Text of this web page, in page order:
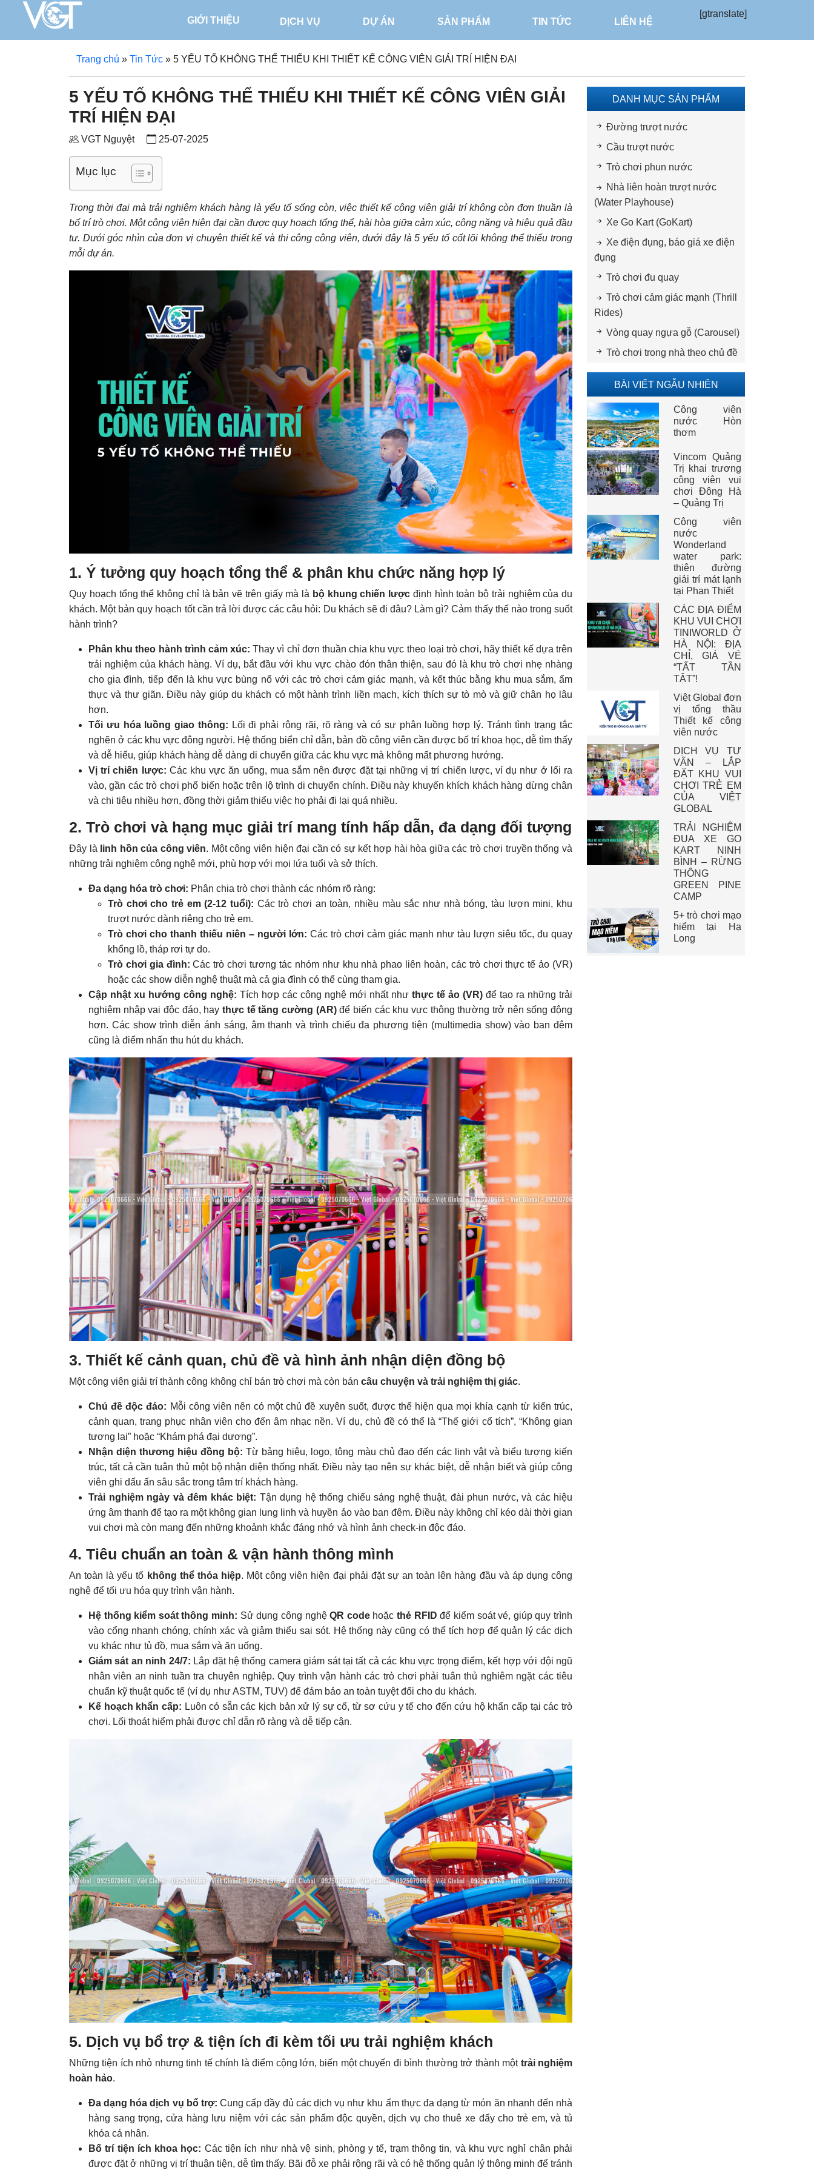
GIỚI THIỆU DỊCH VỤ DỰ ÁN SẢN PHẨM TIN TỨC LIÊN HỆ
[gtranslate]
Trang chủ » Tin Tức » 5 YẾU TỐ KHÔNG THỂ THIẾU KHI THIẾT KẾ CÔNG VIÊN GIẢI TRÍ HIỆN ĐẠI
5 YẾU TỐ KHÔNG THỂ THIẾU KHI THIẾT KẾ CÔNG VIÊN GIẢI
TRÍ HIỆN ĐẠI
VGT Nguyệt 25-07-2025
Mục lục
Trong thời đại mà trải nghiệm khách hàng là yếu tố sống còn, việc thiết kế công viên giải trí không còn đơn thuần là
bố trí trò chơi. Một công viên hiện đại cần được quy hoạch tổng thể, hài hòa giữa cảm xúc, công năng và hiệu quả đầu
tư. Dưới góc nhìn của đơn vị chuyên thiết kế và thi công công viên, dưới đây là 5 yếu tố cốt lõi không thể thiếu trong
mỗi dự án.
1. Ý tưởng quy hoạch tổng thể & phân khu chức năng hợp lý
Quy hoạch tổng thể không chỉ là bản vẽ trên giấy mà là bộ khung chiến lược định hình toàn bộ trải nghiệm của du
khách. Một bản quy hoạch tốt cần trả lời được các câu hỏi: Du khách sẽ đi đâu? Làm gì? Cảm thấy thế nào trong suốt
hành trình?
Phân khu theo hành trình cảm xúc: Thay vì chỉ đơn thuần chia khu vực theo loại trò chơi, hãy thiết kế dựa trên
trải nghiệm của khách hàng. Ví dụ, bắt đầu với khu vực chào đón thân thiện, sau đó là khu trò chơi nhẹ nhàng
cho gia đình, tiếp đến là khu vực bùng nổ với các trò chơi cảm giác mạnh, và kết thúc bằng khu mua sắm, ẩm
thực và thư giãn. Điều này giúp du khách có một hành trình liền mạch, kích thích sự tò mò và giữ chân họ lâu
hơn.
Tối ưu hóa luồng giao thông: Lối đi phải rộng rãi, rõ ràng và có sự phân luồng hợp lý. Tránh tình trạng tắc
nghẽn ở các khu vực đông người. Hệ thống biển chỉ dẫn, bản đồ công viên cần được bố trí khoa học, dễ tìm thấy
và dễ hiểu, giúp khách hàng dễ dàng di chuyển giữa các khu vực mà không mất phương hướng.
Vị trí chiến lược: Các khu vực ăn uống, mua sắm nên được đặt tại những vị trí chiến lược, ví dụ như ở lối ra
vào, gần các trò chơi phổ biến hoặc trên lộ trình di chuyển chính. Điều này khuyến khích khách hàng dừng chân
và chi tiêu nhiều hơn, đồng thời giảm thiểu việc họ phải đi lại quá nhiều.
2. Trò chơi và hạng mục giải trí mang tính hấp dẫn, đa dạng đối tượng
Đây là linh hồn của công viên. Một công viên hiện đại cần có sự kết hợp hài hòa giữa các trò chơi truyền thống và
những trải nghiệm công nghệ mới, phù hợp với mọi lứa tuổi và sở thích.
Đa dạng hóa trò chơi: Phân chia trò chơi thành các nhóm rõ ràng:
Trò chơi cho trẻ em (2-12 tuổi): Các trò chơi an toàn, nhiều màu sắc như nhà bóng, tàu lượn mini, khu
trượt nước dành riêng cho trẻ em.
Trò chơi cho thanh thiếu niên – người lớn: Các trò chơi cảm giác mạnh như tàu lượn siêu tốc, đu quay
khổng lồ, tháp rơi tự do.
Trò chơi gia đình: Các trò chơi tương tác nhóm như khu nhà phao liên hoàn, các trò chơi thực tế ảo (VR)
hoặc các show diễn nghệ thuật mà cả gia đình có thể cùng tham gia.
Cập nhật xu hướng công nghệ: Tích hợp các công nghệ mới nhất như thực tế ảo (VR) để tạo ra những trải
nghiệm nhập vai độc đáo, hay thực tế tăng cường (AR)để biến các khu vực thông thường trở nên sống động
hơn. Các show trình diễn ánh sáng, âm thanh và trình chiếu đa phương tiện (multimedia show) vào ban đêm
cũng là điểm nhấn thu hút du khách.
3. Thiết kế cảnh quan, chủ đề và hình ảnh nhận diện đồng bộ
Một công viên giải trí thành công không chỉ bán trò chơi mà còn bán câu chuyện và trải nghiệm thị giác.
Chủ đề độc đáo: Mỗi công viên nên có một chủ đề xuyên suốt, được thể hiện qua mọi khía cạnh từ kiến trúc,
cảnh quan, trang phục nhân viên cho đến âm nhạc nền. Ví dụ, chủ đề có thể là “Thế giới cổ tích”, “Không gian
tương lai” hoặc “Khám phá đại dương”.
Nhận diện thương hiệu đồng bộ: Từ bảng hiệu, logo, tông màu chủ đạo đến các linh vật và biểu tượng kiến
trúc, tất cả cần tuân thủ một bộ nhận diện thống nhất. Điều này tạo nên sự khác biệt, dễ nhận biết và giúp công
viên ghi dấu ấn sâu sắc trong tâm trí khách hàng.
Trải nghiệm ngày và đêm khác biệt: Tận dụng hệ thống chiếu sáng nghệ thuật, đài phun nước, và các hiệu
ứng âm thanh để tạo ra một không gian lung linh và huyền ảo vào ban đêm. Điều này không chỉ kéo dài thời gian
vui chơi mà còn mang đến những khoảnh khắc đáng nhớ và hình ảnh check-in độc đáo.
4. Tiêu chuẩn an toàn & vận hành thông mình
An toàn là yếu tố không thể thỏa hiệp. Một công viên hiện đại phải đặt sự an toàn lên hàng đầu và áp dụng công
nghệ để tối ưu hóa quy trình vận hành.
Hệ thống kiểm soát thông minh: Sử dụng công nghệQR codehoặcthẻ RFID để kiểm soát vé, giúp quy trình
vào cổng nhanh chóng, chính xác và giảm thiểu sai sót. Hệ thống này cũng có thể tích hợp để quản lý các dịch
vụ khác như tủ đồ, mua sắm và ăn uống.
Giám sát an ninh 24/7: Lắp đặt hệ thống camera giám sát tại tất cả các khu vực trọng điểm, kết hợp với đội ngũ
nhân viên an ninh tuần tra chuyên nghiệp. Quy trình vận hành các trò chơi phải tuân thủ nghiêm ngặt các tiêu
chuẩn kỹ thuật quốc tế (ví dụ như ASTM, TUV) để đảm bảo an toàn tuyệt đối cho du khách.
Kế hoạch khẩn cấp: Luôn có sẵn các kịch bản xử lý sự cố, từ sơ cứu y tế cho đến cứu hộ khẩn cấp tại các trò
chơi. Lối thoát hiểm phải được chỉ dẫn rõ ràng và dễ tiếp cận.
5. Dịch vụ bổ trợ & tiện ích đi kèm tối ưu trải nghiệm khách
Những tiện ích nhỏ nhưng tinh tế chính là điểm cộng lớn, biến một chuyến đi bình thường trở thành một trải nghiệm
hoàn hảo.
Đa dạng hóa dịch vụ bổ trợ: Cung cấp đầy đủ các dịch vụ như khu ẩm thực đa dạng từ món ăn nhanh đến nhà
hàng sang trọng, cửa hàng lưu niệm với các sản phẩm độc quyền, dịch vụ cho thuê xe đẩy cho trẻ em, và tủ
khóa cá nhân.
Bố trí tiện ích khoa học: Các tiện ích như nhà vệ sinh, phòng y tế, trạm thông tin, và khu vực nghỉ chân phải
được đặt ở những vị trí thuận tiện, dễ tìm thấy. Bãi đỗ xe phải rộng rãi và có hệ thống quản lý thông minh để tránh
DANH MỤC SẢN PHẨM
Đường trượt nước
Cầu trượt nước
Trò chơi phun nước
Nhà liên hoàn trượt nước
(Water Playhouse)
Xe Go Kart (GoKart)
Xe điện đụng, báo giá xe điện
đụng
Trò chơi đu quay
Trò chơi cảm giác mạnh (Thrill
Rides)
Vòng quay ngựa gỗ (Carousel)
Trò chơi trong nhà theo chủ đề
BÀI VIẾT NGẪU NHIÊN
Công viên
nước Hòn
thơm
Vincom Quảng
Trị khai trương
công viên vui
chơi Đông Hà
– Quảng Trị
Công viên
nước
Wonderland
water park:
thiên đường
giải trí mát lạnh
tại Phan Thiết
CÁC ĐỊA ĐIỂM
KHU VUI CHƠI
TINIWORLD Ở
HÀ NỘI: ĐỊA
CHỈ, GIÁ VÉ
“TẤT TẦN
TẬT”!
Việt Global đơn
vị tổng thầu
Thiết kế công
viên nước
DỊCH VỤ TƯ
VẤN – LẮP
ĐẶT KHU VUI
CHƠI TRẺ EM
CỦA VIỆT
GLOBAL
TRẢI NGHIỆM
ĐUA XE GO
KART NINH
BÌNH – RỪNG
THÔNG
GREEN PINE
CAMP
5+ trò chơi mạo
hiểm tại Hạ
Long